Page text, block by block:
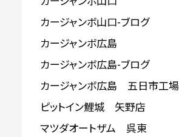
カージャンボ山口-ブログ
カージャンボ広島
カージャンボ広島-ブログ
カージャンボ広島 五日市工場
ピットイン鯉城 矢野店
マツダオートザム 呉東